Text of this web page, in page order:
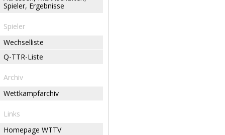
Spieler, Ergebnisse
Spieler
Wechselliste
Q-TTR-Liste
Archiv
Wettkampfarchiv
Links
Homepage WTTV